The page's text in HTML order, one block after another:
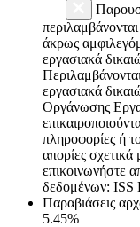
άκρως
εργασιακά
εργασιακά
Οργάνωσης
πληροφορίες ή
απορίες σχετικά
επικοινωνήστε
δεδομένων: ISS
Παραβιάσεις
5.45%